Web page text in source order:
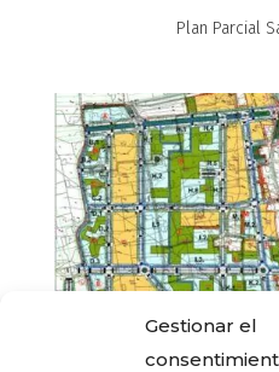
Gestionar el
Plan Parcial